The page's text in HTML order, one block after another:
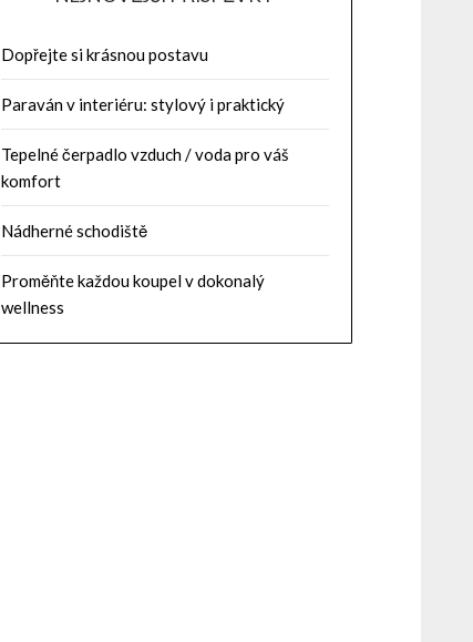
Dopřejte si krásnou postavu
Paraván v interiéru: stylový i praktický
Tepelné čerpadlo vzduch / voda pro váš
komfort
Nádherné schodiště
Proměňte každou koupel v dokonalý
wellness